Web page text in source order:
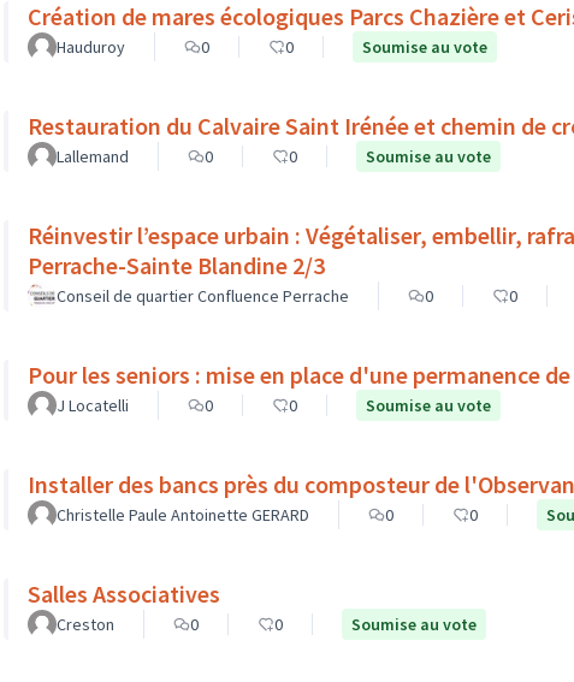
Création de mares écologiques Parcs Chazière et
Hauduroy 0 0 Soumise au vote
Restauration du Calvaire Saint Irénée et chemin de
Lallemand 0 0 Soumise au vote
Réinvestir l’espace urbain : Végétaliser, embellir,
Perrache-Sainte Blandine 2/3
Conseil de quartier Confluence Perrache 0 0
Pour les seniors : mise en place d'une permanence
J Locatelli 0 0 Soumise au vote
Installer des bancs près du composteur de
Christelle Paule Antoinette GERARD 0 0
Salles Associatives
Creston 0 0 Soumise au vote